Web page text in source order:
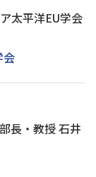
太平洋EU学会
会
長・教授 石井